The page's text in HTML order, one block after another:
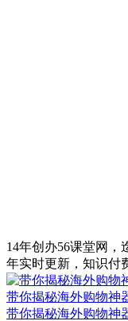
14年创办56课堂网，
年实时更新，知识付
带你揭秘海外购物神
带你揭秘海外购物神